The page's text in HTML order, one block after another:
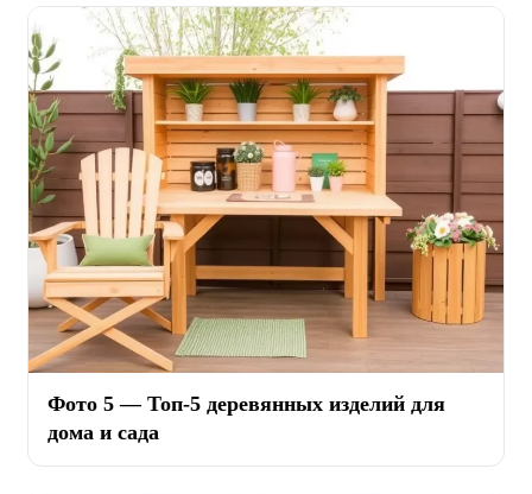
Фото 5 — Топ-5 деревянных изделий для
дома и сада